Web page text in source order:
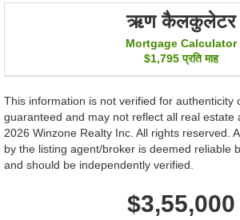
ऋण कैलकुलेटर
Mortgage Calculator
$1,795प्रति माह
This information is not verified for authenticity
guaranteed and may not reflect all real estate
2026 Winzone Realty Inc. All rights reserved.
by the listing agent/broker is deemed reliable
and should be independently verified.
$3,55,000